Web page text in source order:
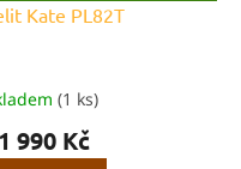
D
A
Kate PL82T
(1 ks)
990 Kč